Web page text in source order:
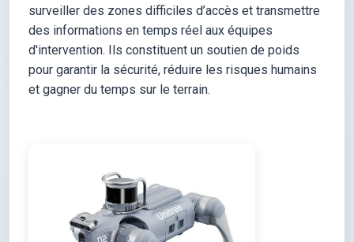
surveiller des zones difficiles d’accès et transmettre
des informations en temps réel aux équipes
d'intervention. Ils constituent un soutien de poids
pour garantir la sécurité, réduire les risques humains
et gagner du temps sur le terrain.